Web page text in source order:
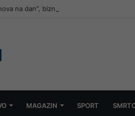
na dan”, biznis cvjeta: Koliko zaradi
MAGAZIN SPORT